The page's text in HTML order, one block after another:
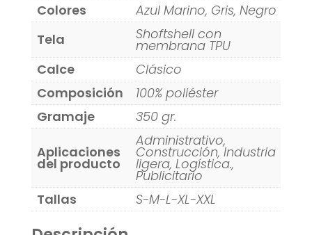
Colores
Azul Marino, Gris, Negro
Tela
Shoftshell con
membrana TPU
Calce
Clásico
Composición
100% poliéster
Gramaje
350 gr.
Aplicaciones
del producto
Administrativo,
Construcción, Industria
ligera, Logística.,
Publicitario
Tallas
S-M-L-XL-XXL